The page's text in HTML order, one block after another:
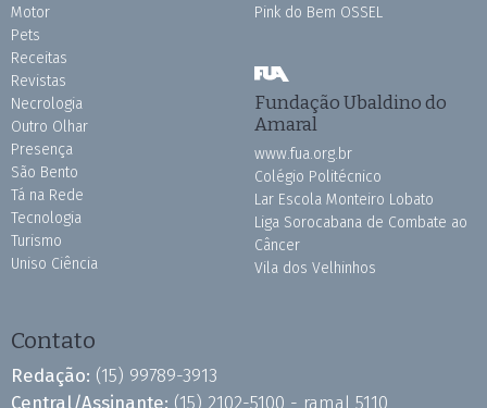
Motor
Pets
Receitas
Revistas
Necrologia
Outro Olhar
Presença
São Bento
Tá na Rede
Tecnologia
Turismo
Uniso Ciência
Pink do Bem OSSEL
Fundação Ubaldino do
Amaral
www.fua.org.br
Colégio Politécnico
Lar Escola Monteiro Lobato
Liga Sorocabana de Combate ao
Câncer
Vila dos Velhinhos
Contato
Redação: (15) 99789-3913
Central/Assinante: (15) 2102-5100 - ramal 5110